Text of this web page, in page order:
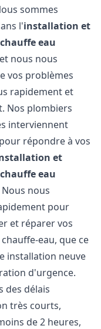
sommes
l'installation et
eau
et nous nous
vos problèmes
rapidement et
Nos plombiers
interviennent
répondre à vos
et
eau
Nous nous
pour
et réparer vos
eau, que ce
installation neuve
d'urgence.
des délais
très courts,
de 2 heures,